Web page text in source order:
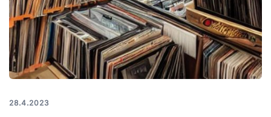
28.4.2023